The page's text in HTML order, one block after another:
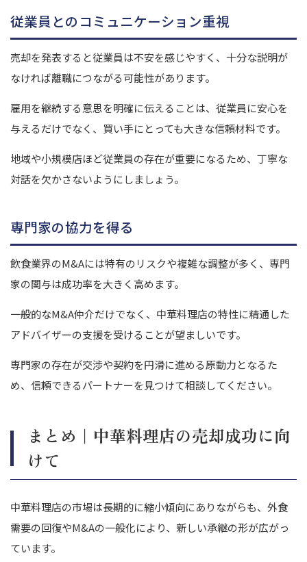
従業員とのコミュニケーション重視
売却を発表すると従業員は不安を感じやすく、十分な説明が
なければ離職につながる可能性があります。
雇用を継続する意思を明確に伝えることは、従業員に安心を
与えるだけでなく、買い手にとっても大きな信頼材料です。
地域や小規模店ほど従業員の存在が重要になるため、丁寧な
対話を欠かさないようにしましょう。
専門家の協力を得る
飲食業界のM&Aには特有のリスクや複雑な調整が多く、専門
家の関与は成功率を大きく高めます。
一般的なM&A仲介だけでなく、中華料理店の特性に精通した
アドバイザーの支援を受けることが望ましいです。
専門家の存在が交渉や契約を円滑に進める原動力となるた
め、信頼できるパートナーを見つけて相談してください。
まとめ｜中華料理店の売却成功に向
けて
中華料理店の市場は長期的に縮小傾向にありながらも、外食
需要の回復やM&Aの一般化により、新しい承継の形が広がっ
ています。